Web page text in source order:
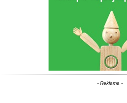
- Reklama -